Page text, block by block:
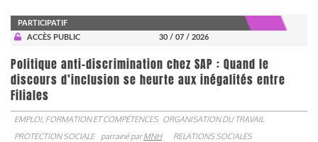
PARTICIPATIF
ACCÈS PUBLIC
30 / 07 / 2026
Politique anti-discrimination chez SAP : Quand le
discours d’inclusion se heurte aux inégalités entre
Filiales
EMPLOI, FORMATION ET COMPÉTENCES ORGANISATION DU TRAVAIL
PROTECTION SOCIALE
parrainé parMNH RELATIONS SOCIALES